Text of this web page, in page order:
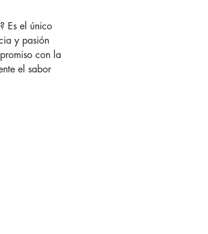
Es el único
y pasión
con la
el sabor